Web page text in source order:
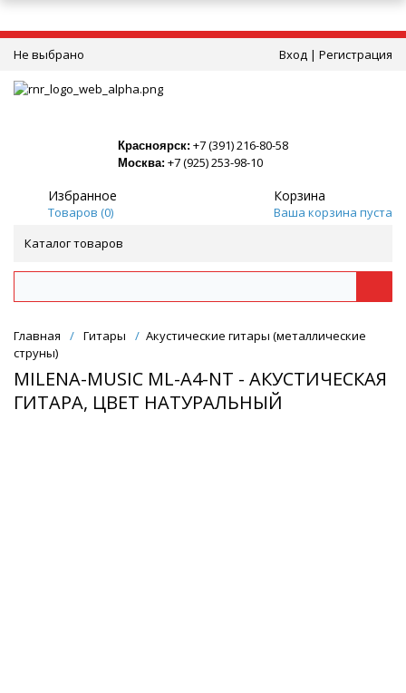
Не выбрано Вход | Регистрация
Красноярск: +7 (391) 216-80-58
Москва: +7 (925) 253-98-10
Избранное
Товаров (0)
Корзина
Ваша корзина пуста
Каталог товаров
Главная / Гитары / Акустические гитары (металлические
струны)
MILENA-MUSIC ML-A4-NT - АКУСТИЧЕСКАЯ
ГИТАРА, ЦВЕТ НАТУРАЛЬНЫЙ